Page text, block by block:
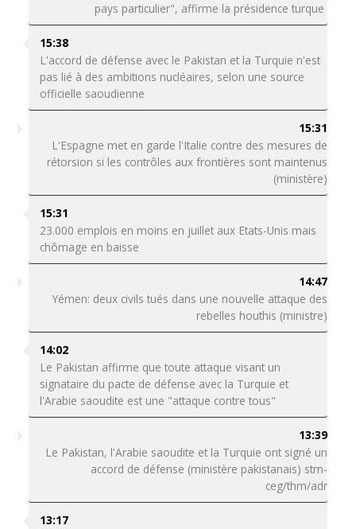
pays particulier", affirme la présidence turque
15:38
L'accord de défense avec le Pakistan et la Turquie n'est
pas lié à des ambitions nucléaires, selon une source
officielle saoudienne
15:31
L'Espagne met en garde l'Italie contre des mesures de
rétorsion si les contrôles aux frontières sont maintenus
(ministère)
15:31
23.000 emplois en moins en juillet aux Etats-Unis mais
chômage en baisse
14:47
Yémen: deux civils tués dans une nouvelle attaque des
rebelles houthis (ministre)
14:02
Le Pakistan affirme que toute attaque visant un
signataire du pacte de défense avec la Turquie et
l'Arabie saoudite est une "attaque contre tous"
13:39
Le Pakistan, l'Arabie saoudite et la Turquie ont signé un
accord de défense (ministère pakistanais) stm-
ceg/thm/adr
13:17